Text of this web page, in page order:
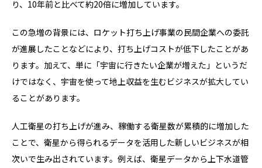
り、10年前と比べて約20倍に増加しています。
この急増の背景には、ロケット打ち上げ事業の民間企業への委託
が進展したことなどにより、打ち上げコストが低下したことがあ
ります。加えて、単に「宇宙に行きたい企業が増えた」というだ
けではなく、宇宙を使って地上収益を生むビジネスが拡大してい
ることがあります。
人工衛星の打ち上げが進み、稼働する衛星数が累積的に増加した
ことで、衛星から得られるデータを活用した新しいビジネスが相
次いで生み出されています。例えば、衛星データから上下水道管